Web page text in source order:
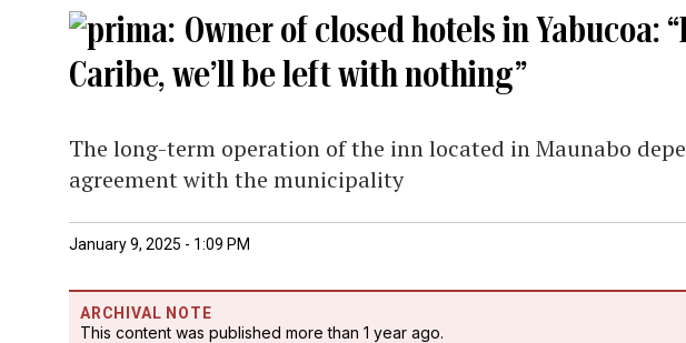
Owner of closed hotels in Yabucoa:
Caribe, we’ll be left with nothing”
The long-term operation of the inn located in Maunabo
agreement with the municipality
January 9, 2025 - 1:09 PM
ARCHIVAL NOTE
This content was published more than 1 year ago.